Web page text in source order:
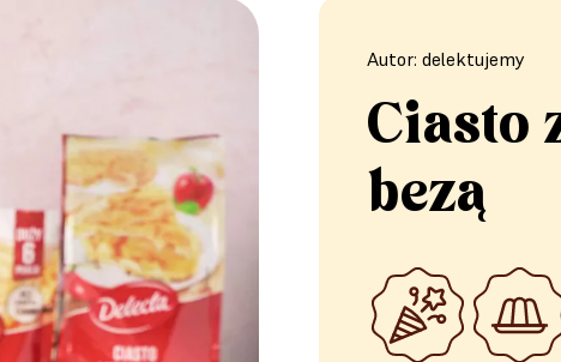
Autor: delektujemy
Ciasto
bezą